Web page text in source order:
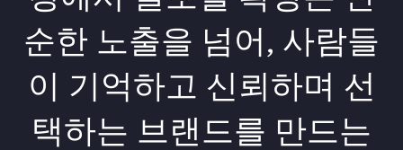
순한 노출을 넘어, 사람들
이 기억하고 신뢰하며 선
택하는 브랜드를 만드는